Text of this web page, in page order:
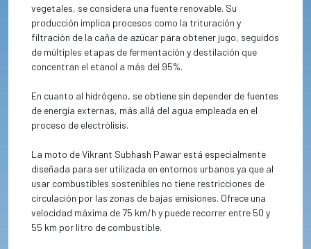
vegetales, se considera una fuente renovable. Su
producción implica procesos como la trituración y
filtración de la caña de azúcar para obtener jugo, seguidos
de múltiples etapas de fermentación y destilación que
concentran el etanol a más del 95%.
En cuanto al hidrógeno, se obtiene sin depender de fuentes
de energía externas, más allá del agua empleada en el
proceso de electrólisis.
La moto de Vikrant Subhash Pawar está especialmente
diseñada para ser utilizada en entornos urbanos ya que al
usar combustibles sostenibles no tiene restricciones de
circulación por las zonas de bajas emisiones. Ofrece una
velocidad máxima de 75 km/h y puede recorrer entre 50 y
55 km por litro de combustible.